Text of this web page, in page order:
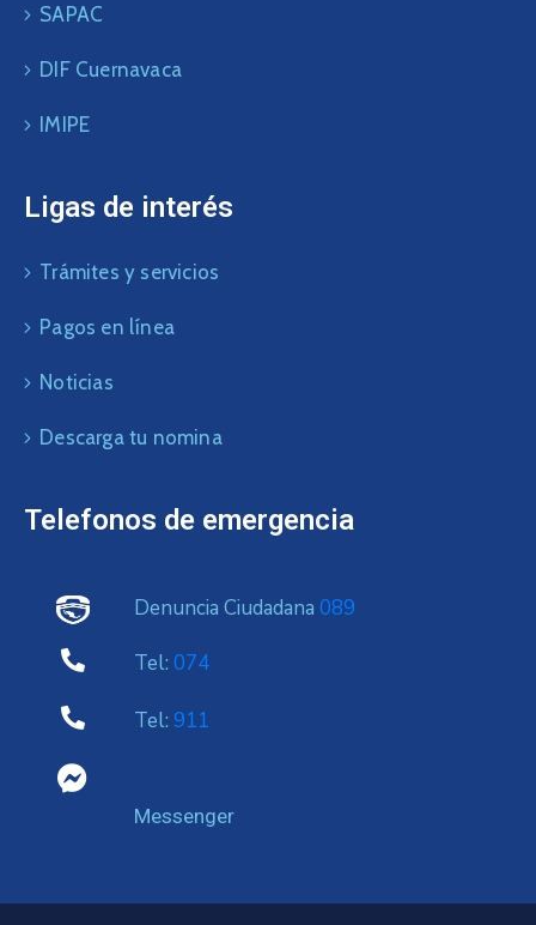
SAPAC
DIF Cuernavaca
IMIPE
Ligas de interés
Trámites y servicios
Pagos en línea
Noticias
Descarga tu nomina
Telefonos de emergencia
Denuncia Ciudadana 089
Tel: 074
Tel: 911
Messenger